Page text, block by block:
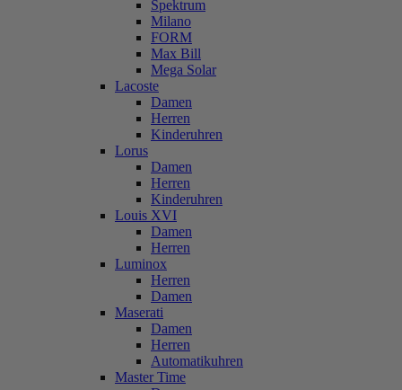
Spektrum
Milano
FORM
Max Bill
Mega Solar
Lacoste
Damen
Herren
Kinderuhren
Lorus
Damen
Herren
Kinderuhren
Louis XVI
Damen
Herren
Luminox
Herren
Damen
Maserati
Damen
Herren
Automatikuhren
Master Time